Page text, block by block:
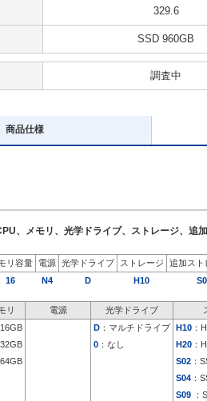
329.6
SSD 960GB
調査中
商品仕様
、メモリ、光学ドライブ、ストレージ、追
リ容量 電源 光学ドライブ ストレージ 追加ス
16 N4 D H10
リ 電源 光学ドライブ
16GB D ：マルチドライブ H10 ：
32GB 0 ：なし H20 ：
64GB S02 ：
S04 ：
S09 ：